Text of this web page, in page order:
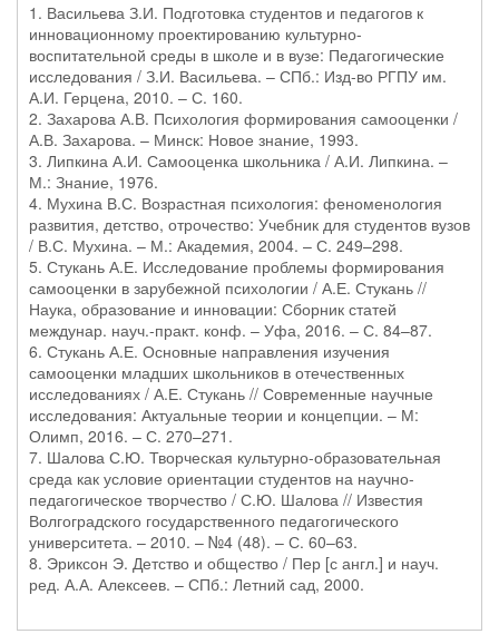
1. Васильева З.И. Подготовка студентов и педагогов к
инновационному проектированию культурно-
воспитательной среды в школе и в вузе: Педагогические
исследования / З.И. Васильева. – СПб.: Изд-во РГПУ им.
А.И. Герцена, 2010. – С. 160.
2. Захарова А.В. Психология формирования самооценки /
А.В. Захарова. – Минск: Новое знание, 1993.
3. Липкина А.И. Самооценка школьника / А.И. Липкина. –
М.: Знание, 1976.
4. Мухина В.С. Возрастная психология: феноменология
развития, детство, отрочество: Учебник для студентов вузов
/ В.С. Мухина. – М.: Академия, 2004. – С. 249–298.
5. Стукань А.Е. Исследование проблемы формирования
самооценки в зарубежной психологии / А.Е. Стукань //
Наука, образование и инновации: Сборник статей
междунар. науч.-практ. конф. – Уфа, 2016. – С. 84–87.
6. Стукань А.Е. Основные направления изучения
самооценки младших школьников в отечественных
исследованиях / А.Е. Стукань // Современные научные
исследования: Актуальные теории и концепции. – М:
Олимп, 2016. – С. 270–271.
7. Шалова С.Ю. Творческая культурно-образовательная
среда как условие ориентации студентов на научно-
педагогическое творчество / С.Ю. Шалова // Известия
Волгоградского государственного педагогического
университета. – 2010. – №4 (48). – С. 60–63.
8. Эриксон Э. Детство и общество / Пер [с англ.] и науч.
ред. А.А. Алексеев. – СПб.: Летний сад, 2000.